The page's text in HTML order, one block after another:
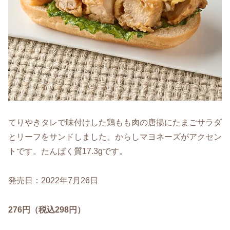
てりやきタレで味付けした鶏もも肉の唐揚にたまごサラダ
とリーフをサンドしました。からしマヨネーズがアクセン
トです。たんぱく質17.3gです。
発売日：2022年7月26日
276円（税込298円）